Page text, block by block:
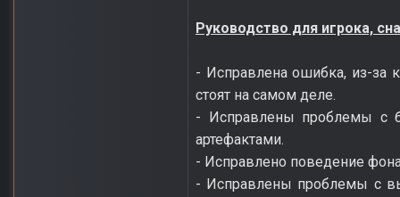
Руководство для игрока,
- Исправлена ошибка, из-за
стоят на самом деле.
- Исправлены проблемы с
артефактами.
- Исправлено поведение
- Исправлены проблемы с